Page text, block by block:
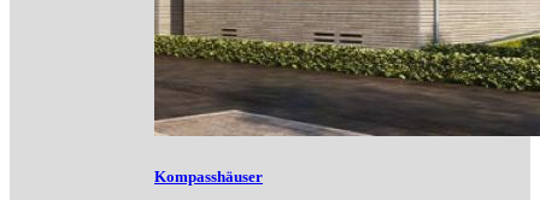
Kompasshäuser